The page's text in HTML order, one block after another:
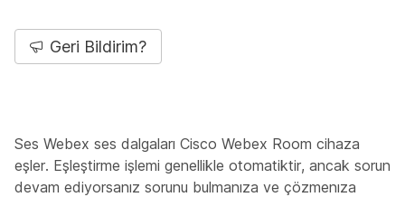
Geri Bildirim?
Ses Webex ses dalgaları Cisco Webex Room cihaza
eşler. Eşleştirme işlemi genellikle otomatiktir, ancak sorun
devam ediyorsanız sorunu bulmanıza ve çözmenıza